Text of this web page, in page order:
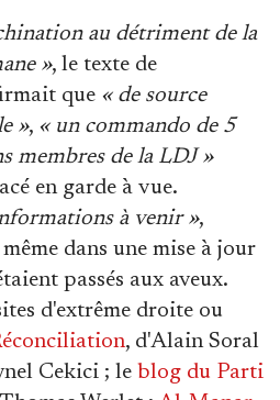
au détriment de la
», le texte de
que « de source
», « un commando de 5
membres de la LDJ »
en garde à vue.
à venir »,
dans une mise à jour
passés aux aveux.
d'extrême droite ou
, d'Alain Soral
Cekici ; le blog du Parti